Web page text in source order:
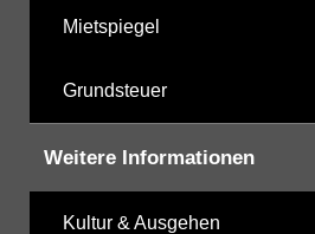
Mietspiegel
Grundsteuer
Weitere Informationen
Kultur & Ausgehen